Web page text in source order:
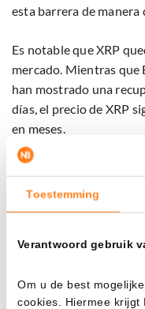
Toestemming
Verantwoord gebruik
Om u de best
cookies. Hiermee krijgt
esta barrera de manera
Es notable que XRP
mercado. Mientras que
han mostrado una
días, el precio de XRP
en meses.
Esto no significa que
negativo, pero sí que
panorama técnico
Lo que será